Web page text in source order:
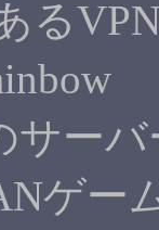
る
サー
ゲー